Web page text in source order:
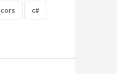
cors c#